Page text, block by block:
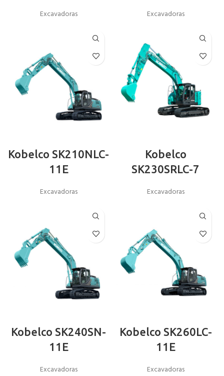
Excavadoras Excavadoras
Kobelco SK210NLC-
11E
Excavadoras
Kobelco
SK230SRLC-7
Excavadoras
Kobelco SK240SN-
11E
Excavadoras
Kobelco SK260LC-
11E
Excavadoras